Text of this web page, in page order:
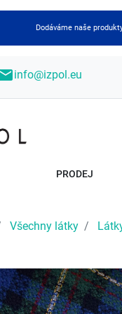
Dodáváme naše
info@izpol.eu
PRODEJ
Všechny látky